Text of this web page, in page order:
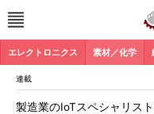
エレクトロニクス 素材／化学
連載
製造業のIoTスペシャリス